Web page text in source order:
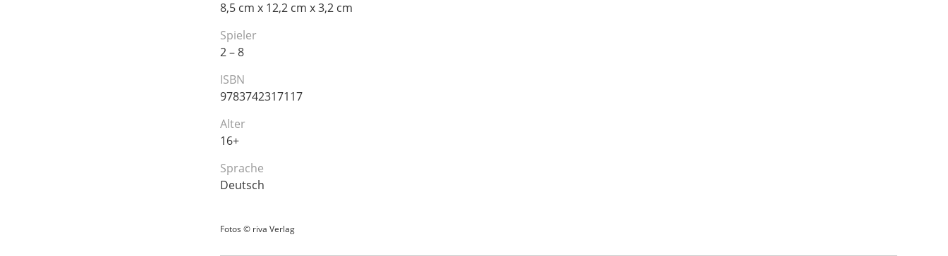
8,5 cm x 12,2 cm x 3,2 cm
Spieler
2 – 8
ISBN
9783742317117
Alter
16+
Sprache
Deutsch
Fotos © riva Verlag